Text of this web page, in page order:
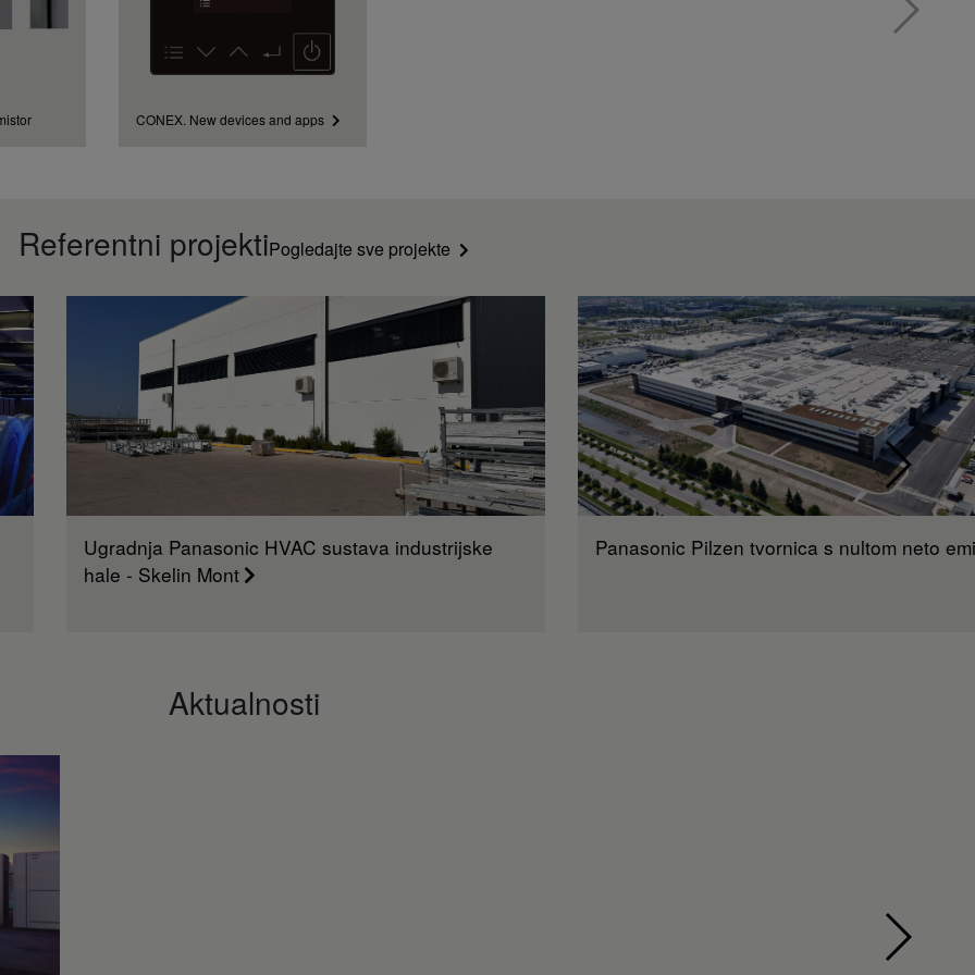
CONEX. New devices and apps
Referentni projekti​Pogledajte sve projekte
Ugradnja Panasonic HVAC sustava industrijske
hale - Skelin Mont
Panasonic Pilzen tvornica s nultom neto
Aktualnosti